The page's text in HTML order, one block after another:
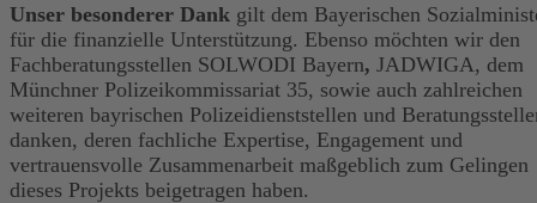
Unser besonderer Dank gilt dem Bayerischen
für die finanzielle Unterstützung. Ebenso möchten wir den
Fachberatungsstellen SOLWODI Bayern, JADWIGA, dem
Münchner Polizeikommissariat 35, sowie auch zahlreichen
weiteren bayrischen Polizeidienststellen und
danken, deren fachliche Expertise, Engagement und
vertrauensvolle Zusammenarbeit maßgeblich zum Gelingen
dieses Projekts beigetragen haben.